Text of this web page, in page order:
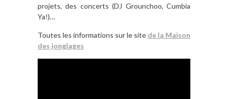
projets, des concerts (DJ Grounchoo, Cumbia
Ya!)…
Toutes les informations sur le site de la Maison
des jonglages